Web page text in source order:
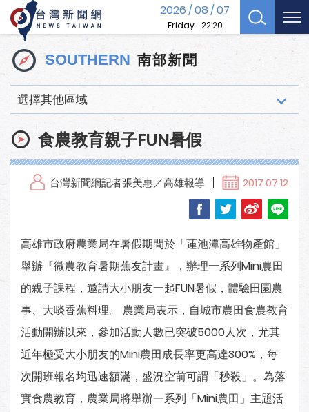
2026/08/07
Friday 22:20
SOUTHERN 南部新聞
選擇其他區域
食農教育親子FUN暑假
台灣新聞網記者張美惠／高雄報導 2017.07.12
高雄市政府農業局在暑假期間於「蓮池潭高雄物產館」
舉辦『微農教育暑期蕉友計畫』，辦理一系列Mini農田
的親子課程，邀請大小朋友一起FUN暑假，體驗田園農
事、大啖香蕉料理。 農業局表示，自城市農田食農教育
活動開辦以來，參加活動人數已突破5000人次，尤其
近年極受大小朋友的Mini農田成長率更高達300%，每
次開班報名均迅速額滿，盛況空前可謂「秒殺」。為落
實食農教育，農業局將舉辦一系列「Mini農田」主題活